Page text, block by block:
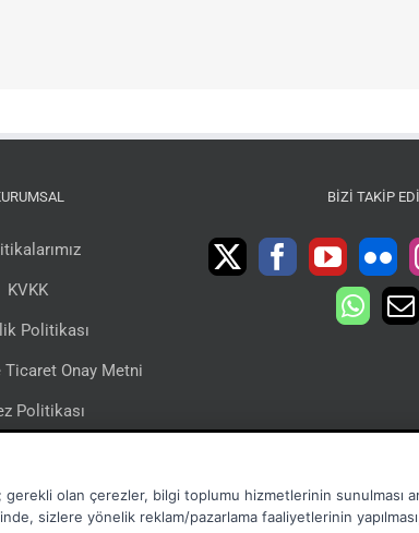
KVKK
Politikası
Ticaret Onay Metni
Politikası
BIZI TAKIP
olan çerezler, bilgi toplumu hizmetlerinin sunulması
sizlere yönelik reklam/pazarlama faaliyetlerinin